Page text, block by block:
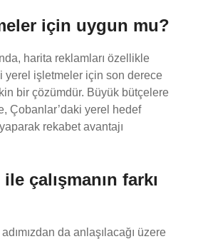
için uygun mu?
harita reklamları özellikle
yerel işletmeler için son derece
bir çözümdür. Büyük bütçelere
Çobanlar’daki yerel hedef
rekabet avantajı
çalışmanın farkı
da anlaşılacağı üzere